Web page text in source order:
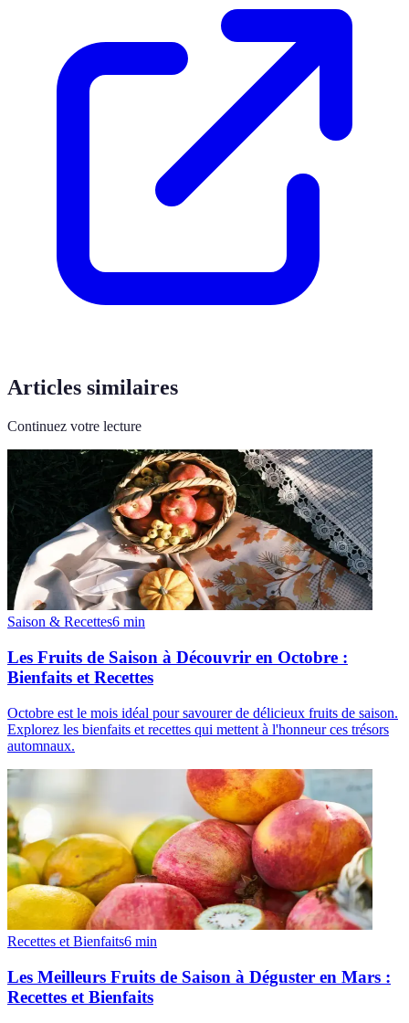
Articles similaires
Continuez votre lecture
Saison & Recettes6 min
Les Fruits de Saison à Découvrir en Octobre :
Bienfaits et Recettes
Octobre est le mois idéal pour savourer de délicieux fruits de saison.
Explorez les bienfaits et recettes qui mettent à l'honneur ces trésors
automnaux.
Recettes et Bienfaits6 min
Les Meilleurs Fruits de Saison à Déguster en Mars :
Recettes et Bienfaits